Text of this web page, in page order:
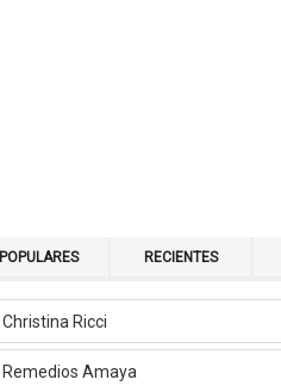
POPULARES RECIENTES
Christina Ricci
Remedios Amaya